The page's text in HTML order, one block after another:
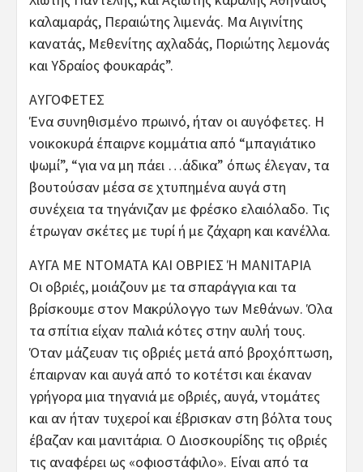
καλαμαράς, Περαιώτης λιμενάς. Μα Αιγινίτης
κανατάς, Μεθενίτης αχλαδάς, Ποριώτης λεμονάς
και Υδραίος φουκαράς”.
ΑΥΓΟΦΕΤΕΣ
Ένα συνηθισμένο πρωινό, ήταν οι αυγόφετες. Η
νοικοκυρά έπαιρνε κομμάτια από “μπαγιάτικο
ψωμί”, “για να μη πάει …άδικα” όπως έλεγαν, τα
βουτούσαν μέσα σε χτυπημένα αυγά στη
συνέχεια τα τηγάνιζαν με φρέσκο ελαιόλαδο. Τις
έτρωγαν σκέτες με τυρί ή με ζάχαρη και κανέλλα.
ΑΥΓΑ ΜΕ ΝΤΟΜΑΤΑ ΚΑΙ ΟΒΡΙΕΣ Ή ΜΑΝΙΤΑΡΙΑ
Οι οβριές, μοιάζουν με τα σπαράγγια και τα
βρίσκουμε στον Μακρύλογγο των Μεθάνων. Όλα
τα σπίτια είχαν παλιά κότες στην αυλή τους.
Όταν μάζευαν τις οβριές μετά από βροχόπτωση,
έπαιρναν και αυγά από το κοτέτσι και έκαναν
γρήγορα μια τηγανιά με οβριές, αυγά, ντομάτες
και αν ήταν τυχεροί και έβρισκαν στη βόλτα τους
έβαζαν και μανιτάρια. Ο Διοσκουρίδης τις οβριές
τις αναφέρει ως «οφιοστάφιλο». Είναι από τα